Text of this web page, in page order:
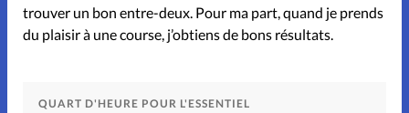
trouver un bon entre-deux. Pour ma part, quand je prends
du plaisir à une course, j’obtiens de bons résultats.
QUART D'HEURE POUR L'ESSENTIEL